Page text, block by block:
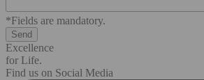
*Fields are mandatory.
Excellence
for Life.
Find us on Social Media